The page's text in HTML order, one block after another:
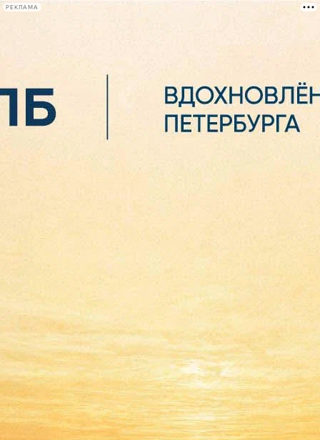
РЕКЛАМА
Сегодня:
Русский музей открыл
филиал в Бельгии
09 октября 2012, 00:57 Версия для печати